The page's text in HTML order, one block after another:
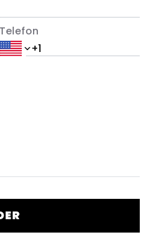
Telefon